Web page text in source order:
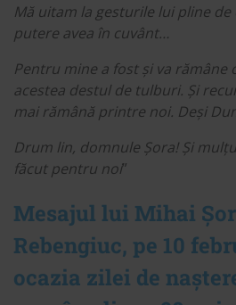
Mă uitam la gesturile lui pline de
putere avea în cuvânt…
Pentru mine a fost și va rămâne
acestea destul de tulburi. Și
mai rămână printre noi. Deși
Drum lin, domnule Șora! Și
făcut pentru noi”
Mesajul lui Mihai
Rebengiuc, pe 10
ocazia zilei de